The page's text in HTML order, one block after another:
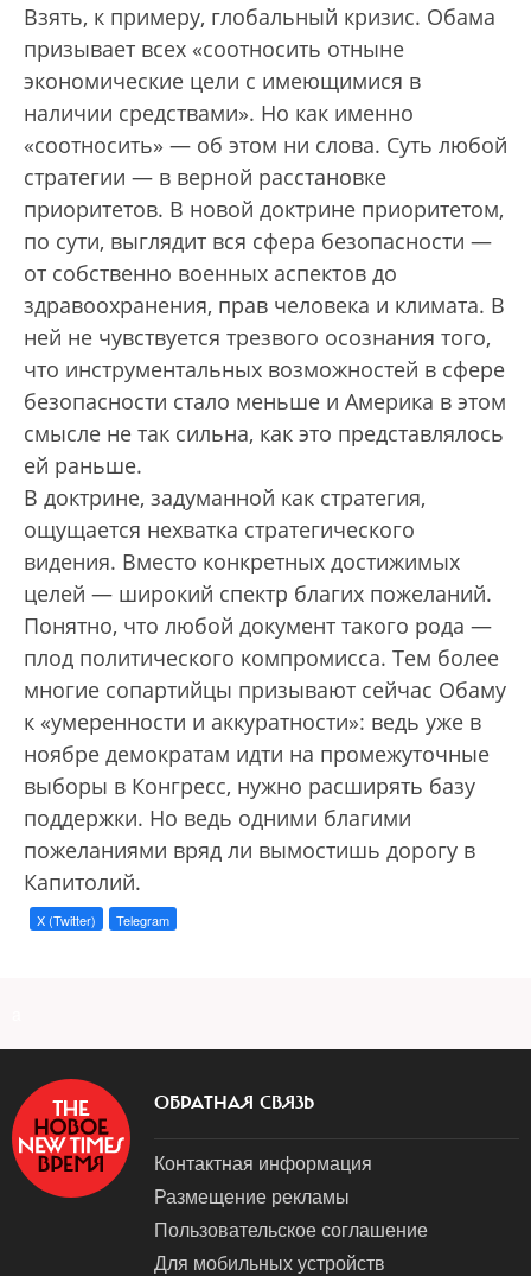
Взять, к примеру, глобальный кризис. Обама
призывает всех «соотносить отныне
экономические цели с имеющимися в
наличии средствами». Но как именно
«соотносить» — об этом ни слова. Суть любой
стратегии — в верной расстановке
приоритетов. В новой доктрине приоритетом,
по сути, выглядит вся сфера безопасности —
от собственно военных аспектов до
здравоохранения, прав человека и климата. В
ней не чувствуется трезвого осознания того,
что инструментальных возможностей в сфере
безопасности стало меньше и Америка в этом
смысле не так сильна, как это представлялось
ей раньше.
В доктрине, задуманной как стратегия,
ощущается нехватка стратегического
видения. Вместо конкретных достижимых
целей — широкий спектр благих пожеланий.
Понятно, что любой документ такого рода —
плод политического компромисса. Тем более
многие сопартийцы призывают сейчас Обаму
к «умеренности и аккуратности»: ведь уже в
ноябре демократам идти на промежуточные
выборы в Конгресс, нужно расширять базу
поддержки. Но ведь одними благими
пожеланиями вряд ли вымостишь дорогу в
Капитолий.
X (Twitter) Telegram
ОБРАТНАЯ СВЯЗЬ
Контактная информация
Размещение рекламы
Пользовательское соглашение
Для мобильных устройств